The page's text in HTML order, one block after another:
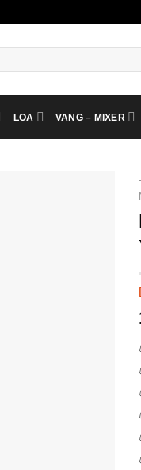
LOA VANG – MIXER